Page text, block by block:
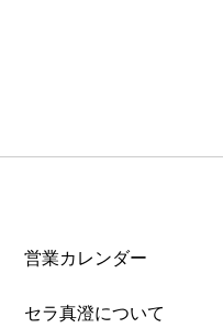
営業カレンダー
セラ真澄について